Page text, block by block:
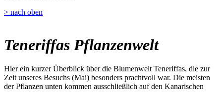
> nach oben
Teneriffas Pflanzenwelt
Hier ein kurzer Überblick über die Blumenwelt Teneriffas, die zur
Zeit unseres Besuchs (Mai) besonders prachtvoll war. Die meisten
der Pflanzen unten kommen ausschließlich auf den Kanarischen